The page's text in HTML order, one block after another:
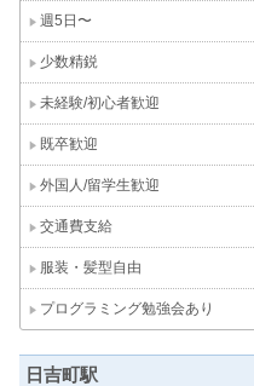
週5日〜
少数精鋭
未経験/初心者歓迎
既卒歓迎
外国人/留学生歓迎
交通費支給
服装・髪型自由
プログラミング勉強会あり
日吉町駅